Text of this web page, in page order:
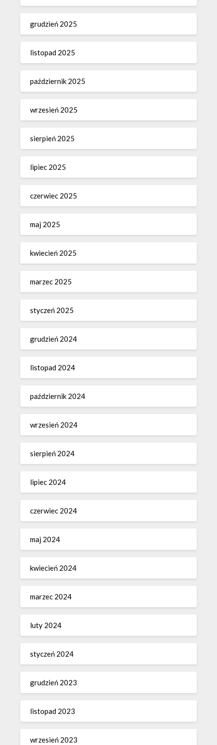
grudzień 2025
listopad 2025
październik 2025
wrzesień 2025
sierpień 2025
lipiec 2025
czerwiec 2025
maj 2025
kwiecień 2025
marzec 2025
styczeń 2025
grudzień 2024
listopad 2024
październik 2024
wrzesień 2024
sierpień 2024
lipiec 2024
czerwiec 2024
maj 2024
kwiecień 2024
marzec 2024
luty 2024
styczeń 2024
grudzień 2023
listopad 2023
wrzesień 2023